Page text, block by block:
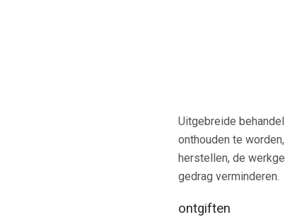
Uitgebreide
onthouden te
herstellen, de
gedrag verminderen.
ontgiften